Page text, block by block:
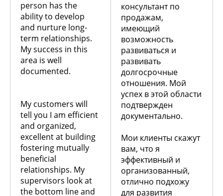
person has the
ability to develop
and nurture long-
term relationships.
My success in this
area is well
documented.
My customers will
tell you I am efficient
and organized,
excellent at building
fostering mutually
beneficial
relationships. My
supervisors look at
the bottom line and
консультант по
продажам,
имеющий
возможность
развиваться и
развивать
долгосрочные
отношения. Мой
успех в этой области
подтвержден
документально.
Мои клиенты скажут
вам, что я
эффективный и
организованный,
отлично подхожу
для развития